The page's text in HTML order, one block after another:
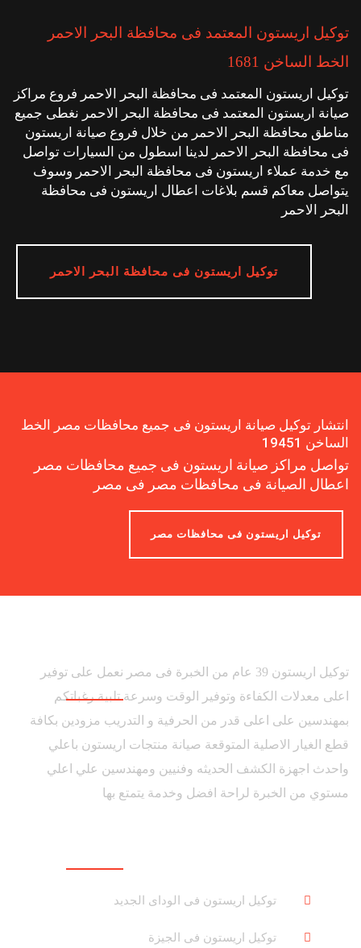
توكيل اريستون المعتمد فى محافظة البحر الاحمر
الخط الساخن 1681
توكيل اريستون المعتمد فى محافظة البحر الاحمر فروع مراكز
صيانة اريستون المعتمد فى محافظة البحر الاحمر نغطى جميع
مناطق محافظة البحر الاحمر من خلال فروع صيانة اريستون
فى محافظة البحر الاحمر لدينا اسطول من السيارات تواصل
مع خدمة عملاء اريستون فى محافظة البحر الاحمر وسوف
يتواصل معاكم قسم بلاغات اعطال اريستون فى محافظة
البحر الاحمر
توكيل اريستون فى محافظة البحر الاحمر
انتشار توكيل صيانة اريستون فى جميع محافظات مصر الخط
الساخن 19451
تواصل مراكز صيانة اريستون فى جميع محافظات مصر
اعطال الصيانة فى محافظات مصر فى مصر
توكيل اريستون فى محافظات مصر
توكيل اريستون 39 عام من الخبرة فى مصر نعمل على توفير
اعلى معدلات الكفاءة وتوفير الوقت وسرعة تلبية رغباتكم
بمهندسين على اعلى قدر من الحرفية و التدريب مزودين بكافة
قطع الغيار الاصلية المتوقعة صيانة منتجات اريستون باعلي
واحدث اجهزة الكشف الحديثه وفنيين ومهندسين علي اعلي
مستوي من الخبرة لراحة افضل وخدمة يتمتع بها
توكيل اريستون فى الوداى الجديد
توكيل اريستون فى الجيزة